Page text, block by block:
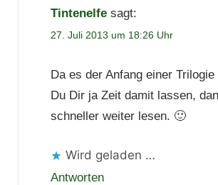
Tintenelfe sagt:
27. Juli 2013 um 18:26 Uhr
Da es der Anfang einer
Du Dir ja Zeit damit lassen,
schneller weiter lesen. 🙂
Wird geladen …
Antworten